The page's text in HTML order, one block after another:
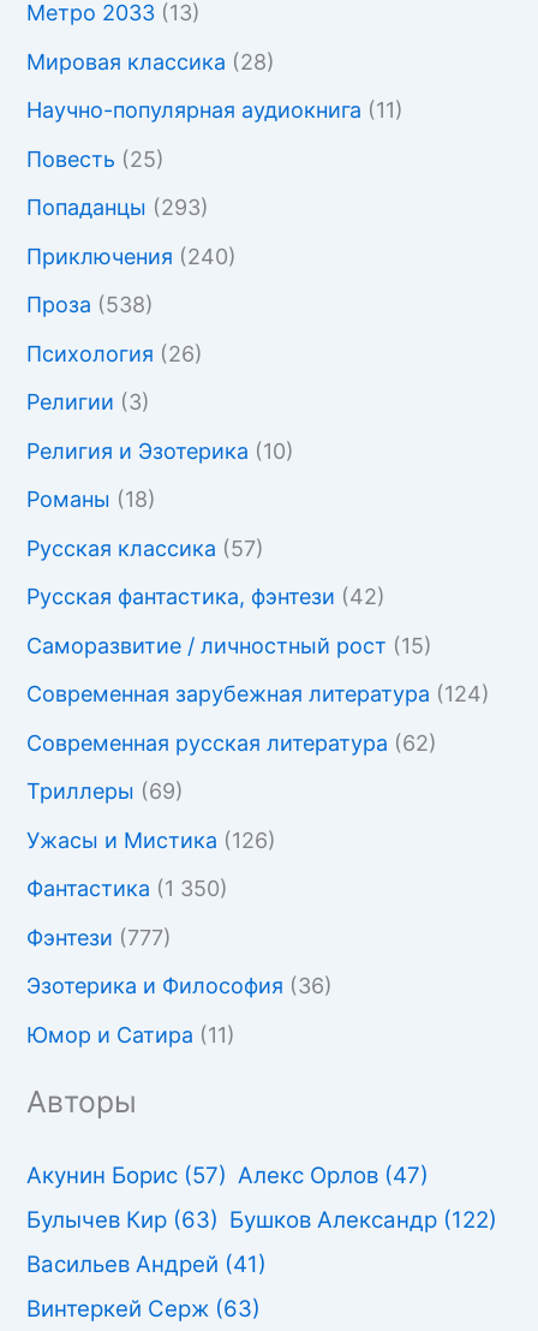
Метро 2033 (13)
Мировая классика (28)
Научно-популярная аудиокнига (11)
Повесть (25)
Попаданцы (293)
Приключения (240)
Проза (538)
Психология (26)
Религии (3)
Религия и Эзотерика (10)
Романы (18)
Русская классика (57)
Русская фантастика, фэнтези (42)
Саморазвитие / личностный рост (15)
Современная зарубежная литература (124)
Современная русская литература (62)
Триллеры (69)
Ужасы и Мистика (126)
Фантастика (1 350)
Фэнтези (777)
Эзотерика и Философия (36)
Юмор и Сатира (11)
Авторы
Акунин Борис (57) Алекс Орлов (47)
Булычев Кир (63) Бушков Александр (122)
Васильев Андрей (41)
Винтеркей Серж (63)